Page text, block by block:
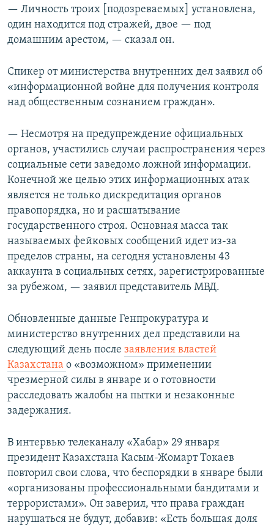
— Личность троих [подозреваемых] установлена,
один находится под стражей, двое — под
домашним арестом, — сказал он.
Спикер от министерства внутренних дел заявил об
«информационной войне для получения контроля
над общественным сознанием граждан».
— Несмотря на предупреждение официальных
органов, участились случаи распространения через
социальные сети заведомо ложной информации.
Конечной же целью этих информационных атак
является не только дискредитация органов
правопорядка, но и расшатывание
государственного строя. Основная масса так
называемых фейковых сообщений идет из-за
пределов страны, на сегодня установлены 43
аккаунта в социальных сетях, зарегистрированные
за рубежом, — заявил представитель МВД.
Обновленные данные Генпрокуратура и
министерство внутренних дел представили на
следующий день после заявления властей
Казахстана о «возможном» применении
чрезмерной силы в январе и о готовности
расследовать жалобы на пытки и незаконные
задержания.
В интервью телеканалу «Хабар» 29 января
президент Казахстана Касым-Жомарт Токаев
повторил свои слова, что беспорядки в январе были
«организованы профессиональными бандитами и
террористами». Он заверил, что права граждан
нарушаться не будут, добавив: «Есть большая доля